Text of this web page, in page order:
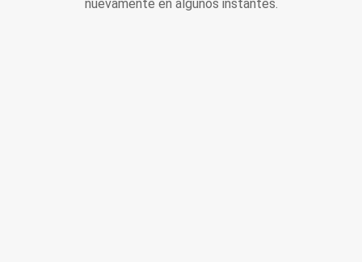
nuevamente en algunos instantes.